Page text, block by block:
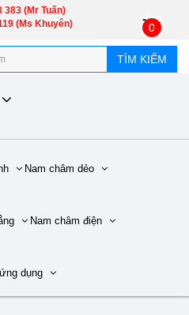
383 (Mr Tuấn)
(Ms Khuyên)
0
TÌM KIẾM
Nam châm dẻo
Nam châm điện
dụng